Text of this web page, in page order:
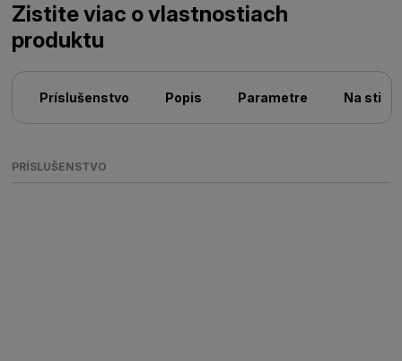
Zistite viac o vlastnostiach
produktu
Príslušenstvo Popis Parametre Na
PRÍSLUŠENSTVO